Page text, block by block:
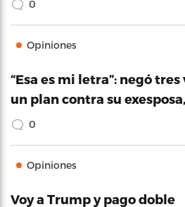
0
Opiniones
“Esa es mi letra”: negó
un plan contra su
0
Opiniones
Voy a Trump y pago doble